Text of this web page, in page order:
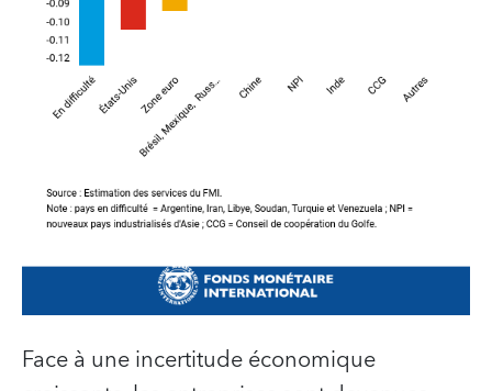
Face à une incertitude économique